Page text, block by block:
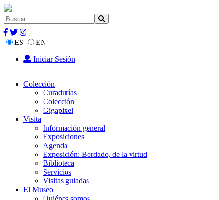
ES
EN
Iniciar Sesión
Colección
Curadurías
Colección
Gigapixel
Visita
Información general
Exposiciones
Agenda
Exposición: Bordado, de la virtud
Biblioteca
Servicios
Visitas guiadas
El Museo
Quiénes somos